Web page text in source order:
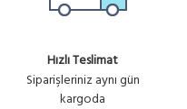
U1417
Hızlı Teslimat
Siparişleriniz aynı gün
kargoda